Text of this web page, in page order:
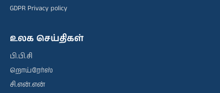
GDPR Privacy policy
உலக செய்திகள்
பி.பி.சி
றொய்ரேர்ஸ்
சி.என்.என்